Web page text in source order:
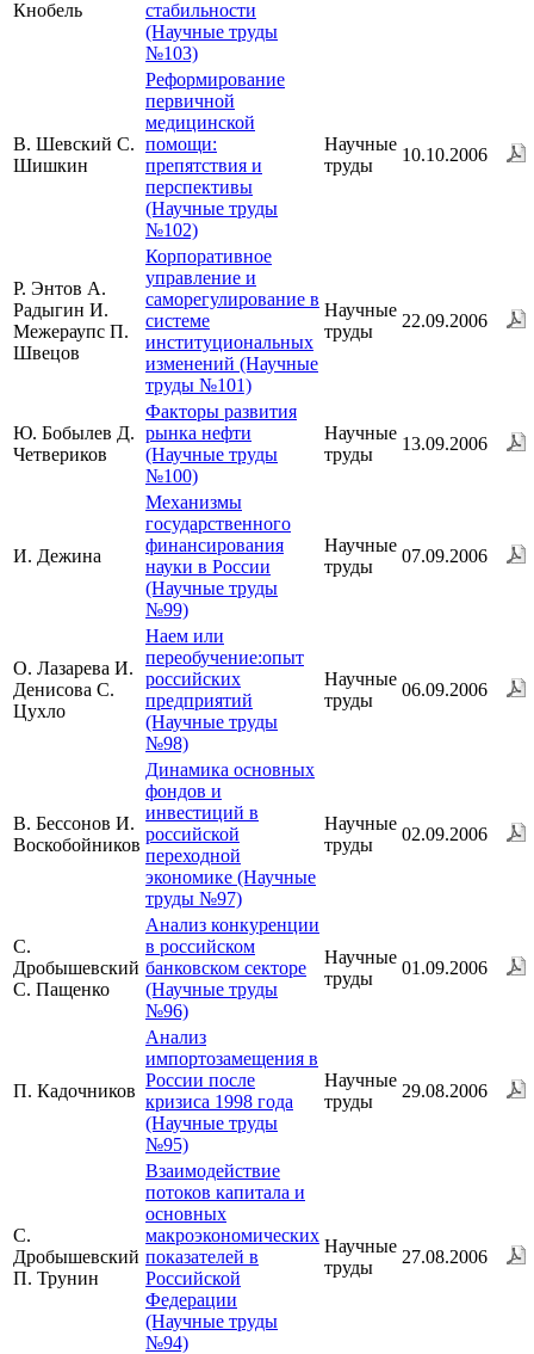
Кнобель
стабильности
(Научные труды
№103)
В. Шевский С.
Шишкин
Реформирование
первичной
медицинской
помощи:
препятствия и
перспективы
(Научные труды
№102)
Научные
труды
10.10.2006
Р. Энтов А.
Радыгин И.
Межераупс П.
Швецов
Корпоративное
управление и
саморегулирование в
системе
институциональных
изменений (Научные
труды №101)
Научные
труды
22.09.2006
Ю. Бобылев Д.
Четвериков
Факторы развития
рынка нефти
(Научные труды
№100)
Научные
труды
13.09.2006
И. Дежина
Механизмы
государственного
финансирования
науки в России
(Научные труды
№99)
Научные
труды
07.09.2006
О. Лазарева И.
Денисова С.
Цухло
Наем или
переобучение:опыт
российских
предприятий
(Научные труды
№98)
Научные
труды
06.09.2006
В. Бессонов И.
Воскобойников
Динамика основных
фондов и
инвестиций в
российской
переходной
экономике (Научные
труды №97)
Научные
труды
02.09.2006
С.
Дробышевский
С. Пащенко
Анализ конкуренции
в российском
банковском секторе
(Научные труды
№96)
Научные
труды
01.09.2006
П. Кадочников
Анализ
импортозамещения в
России после
кризиса 1998 года
(Научные труды
№95)
Научные
труды
29.08.2006
С.
Дробышевский
П. Трунин
Взаимодействие
потоков капитала и
основных
макроэкономических
показателей в
Российской
Федерации
(Научные труды
№94)
Научные
труды
27.08.2006